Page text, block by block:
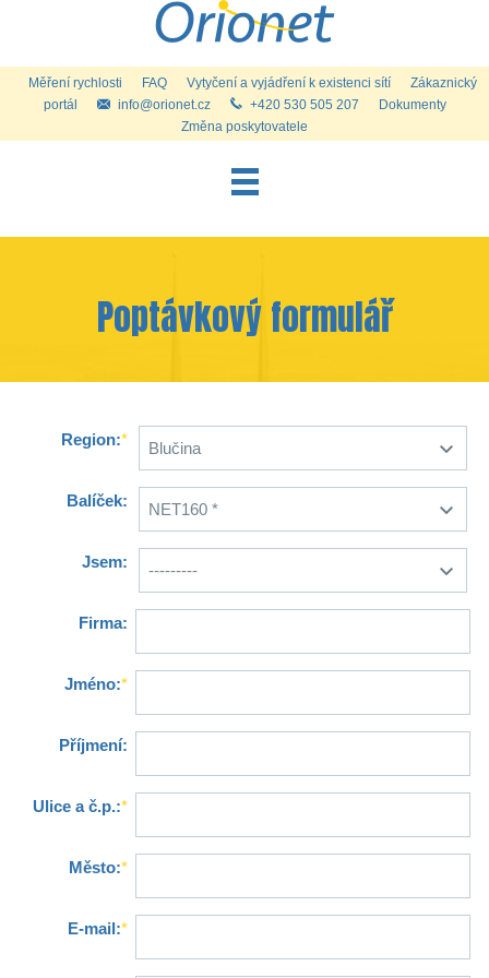
Měření rychlosti FAQ Vytyčení a vyjádření k existenci sítí
Zákaznický
portál
info@orionet.cz +420 530 505 207
Dokumenty
Změna poskytovatele
Televize
Poptávkový formulář
Region:*
Balíček:
Jsem:
Firma:
Jméno:*
Příjmení:
Ulice a č.p.:*
Město:*
E-mail:*